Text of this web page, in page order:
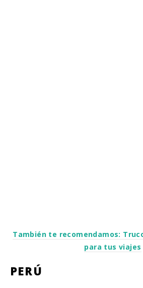
También te recomendamos:
para tus viajes
PERÚ